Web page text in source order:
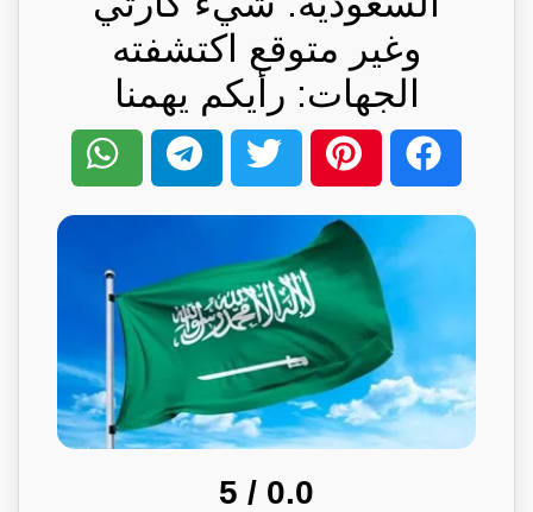
وغير متوقع اكتشفته
الجهات: رأيكم يهمنا
0.0
/ 5